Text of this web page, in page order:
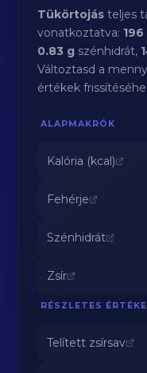
Tükörtojás teljes
vonatkoztatva:
0.83 g szénhidrát,
Változtasd a
értékek
ALAPMAKRÓK
Kalória (kcal)
Fehérje
Szénhidrát
Zsír
RÉSZLETES
Telített zsírsav